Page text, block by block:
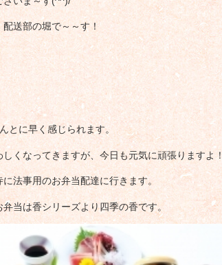
送部の堀で～～す！
とに早く感じられます。
しくなってきますが、今日も元気に頑張りますよ
法事用のお弁当配達に行きます。
当は香シリーズより四季の香です。